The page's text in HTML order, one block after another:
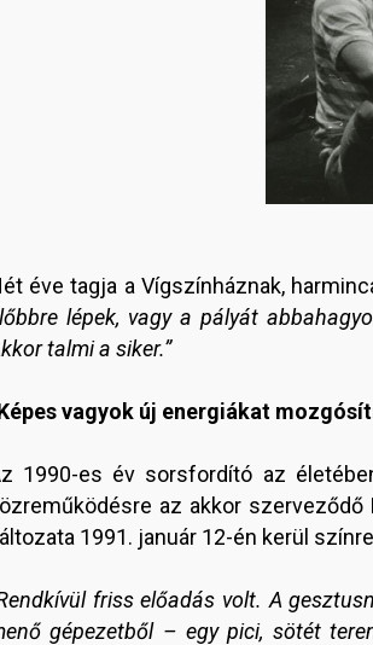
éve tagja a Vígszínháznak,
lépek, vagy a pályát
talmi a siker.”
vagyok új energiákat
1990-es év sorsfordító az
az akkor
1991. január 12-én kerül
friss előadás volt. A
gépezetből – egy pici, sötét